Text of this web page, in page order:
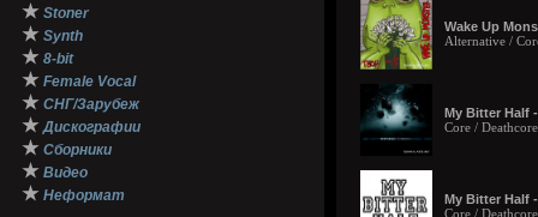
★ Stoner
★ Synth
★ 8-bit
★ Female Vocal
★ СНГ/Зарубеж
★ Дискографии
★ Сборники
★ Видео
★ Неформат
Wake Up
Alternative /
My Bitter Half
Core / Deathcore
My Bitter Half
Core /